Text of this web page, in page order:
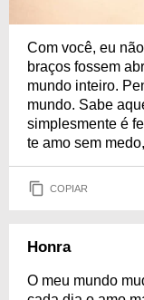
Com você, eu
braços fossem
mundo inteiro.
mundo. Sabe
simplesmente é
te amo sem
COPIAR
Honra
O meu mundo